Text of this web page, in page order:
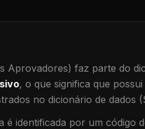
Aprovadores) faz parte do
, o que significa que
no dicionário de dados
é identificada por um código